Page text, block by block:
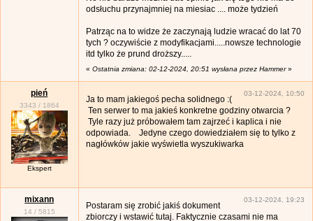
odsłuchu przynajmniej na miesiac .... może tydzień
Patrząc na to widze że zaczynają ludzie wracać do lat 70
tych ? oczywiście z modyfikacjami.....nowsze technologie
itd tylko że prund droższy.....
« Ostatnia zmiana: 02-12-2024, 20:51 wysłana przez Hammer»
pień
3343 / 1864
Ekspert
03-12-2024, 10:50
Ja to mam jakiegoś pecha solidnego :(
Ten serwer to ma jakieś konkretne godziny otwarcia ?
Tyle razy już próbowałem tam zajrzeć i kaplica i nie
odpowiada. Jedyne czego dowiedziałem się to tylko z
nagłówków jakie wyświetla wyszukiwarka
mixann
14 / 5815
03-12-2024, 19:23
Postaram się zrobić jakiś dokument
zbiorczy i wstawić tutaj. Faktycznie czasami nie ma